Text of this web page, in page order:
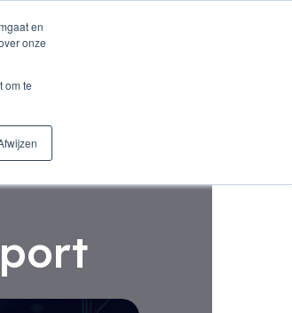
en
onze
om teOver ons